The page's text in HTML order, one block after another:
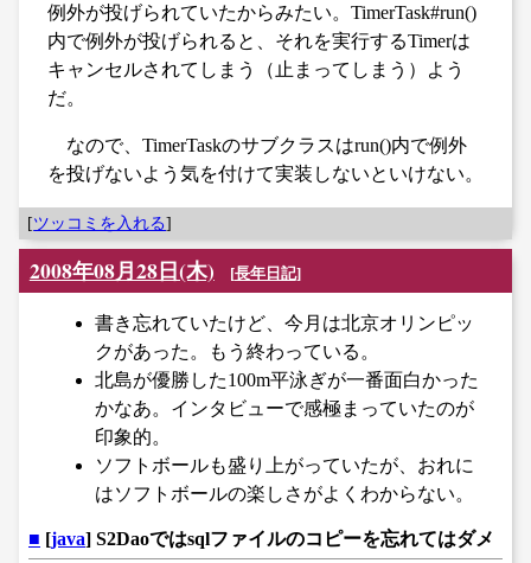
例外が投げられていたからみたい。TimerTask#run()
内で例外が投げられると、それを実行するTimerは
キャンセルされてしまう（止まってしまう）よう
だ。
なので、TimerTaskのサブクラスはrun()内で例外
を投げないよう気を付けて実装しないといけない。
[ツッコミを入れる]
2008年08月28日(木) [長年日記]
書き忘れていたけど、今月は北京オリンピッ
クがあった。もう終わっている。
北島が優勝した100m平泳ぎが一番面白かった
かなあ。インタビューで感極まっていたのが
印象的。
ソフトボールも盛り上がっていたが、おれに
はソフトボールの楽しさがよくわからない。
■ [java] S2Daoではsqlファイルのコピーを忘れてはダメ